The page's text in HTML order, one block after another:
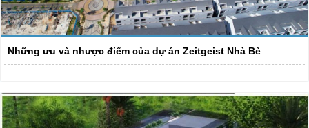
Những ưu và nhược điểm của dự án Zeitgeist Nhà Bè